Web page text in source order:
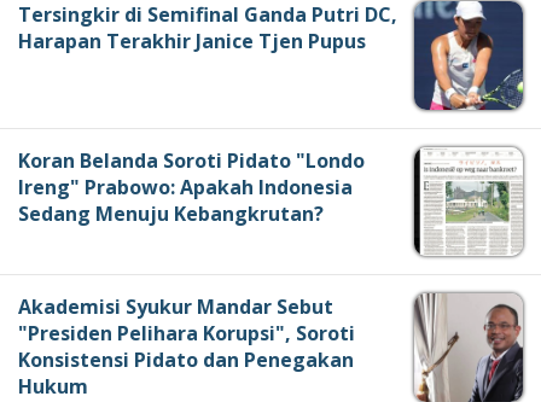
Tersingkir di Semifinal Ganda Putri DC,
Harapan Terakhir Janice Tjen Pupus
Koran Belanda Soroti Pidato "Londo
Ireng" Prabowo: Apakah Indonesia
Sedang Menuju Kebangkrutan?
Akademisi Syukur Mandar Sebut
"Presiden Pelihara Korupsi", Soroti
Konsistensi Pidato dan Penegakan
Hukum